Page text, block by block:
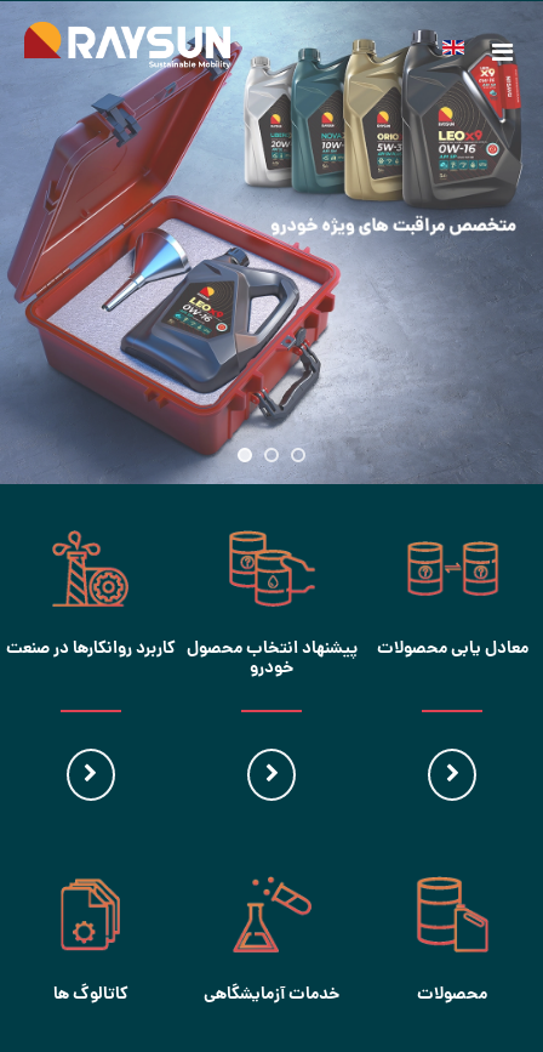
معادل یابی محصولات پیشنهاد انتخاب محصول
خودرو
کاربرد روانکارها در صنعت
محصولات خدمات آزمایشگاهی کاتالوگ ها